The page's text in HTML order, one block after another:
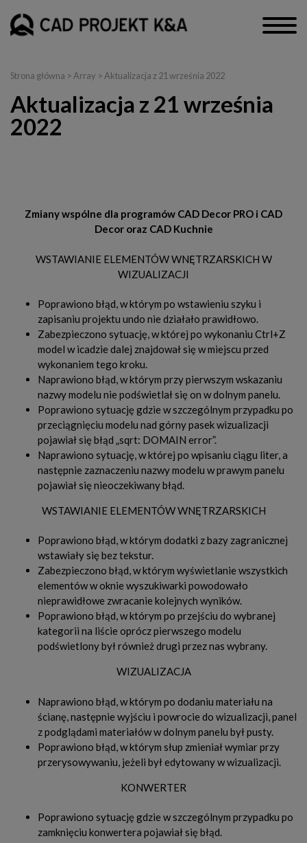
Strona główna > Array > Aktualizacja z 21 września 2022
Aktualizacja z 21 września
2022
Zmiany wspólne dla programów CAD Decor PRO i CAD
Decor oraz CAD Kuchnie
WSTAWIANIE ELEMENTÓW WNĘTRZARSKICH W
WIZUALIZACJI
Poprawiono błąd, w którym po wstawieniu szyku i
zapisaniu projektu undo nie działało prawidłowo.
Zabezpieczono sytuację, w której po wykonaniu Ctrl+Z
model w icadzie dalej znajdował się w miejscu przed
wykonaniem tego kroku.
Naprawiono błąd, w którym przy pierwszym wskazaniu
nazwy modelu nie podświetlał się on w dolnym panelu.
Poprawiono sytuację gdzie w szczególnym przypadku po
przeciągnięciu modelu nad górny pasek wizualizacji
pojawiał się błąd „sqrt: DOMAIN error”.
Naprawiono sytuację, w której po wpisaniu ciągu liter, a
następnie zaznaczeniu nazwy modelu w prawym panelu
pojawiał się nieoczekiwany błąd.
WSTAWIANIE ELEMENTÓW WNĘTRZARSKICH
Poprawiono błąd, w którym dodatki z bazy zagranicznej
wstawiały się bez tekstur.
Zabezpieczono błąd, w którym wyświetlanie wszystkich
elementów w oknie wyszukiwarki powodowało
nieprawidłowe zwracanie kolejnych wyników.
Poprawiono błąd, w którym po przejściu do wybranej
kategorii na liście oprócz pierwszego modelu
podświetlony był również drugi przez nas wybrany.
WIZUALIZACJA
Naprawiono błąd, w którym po dodaniu materiału na
ścianę, następnie wyjściu i powrocie do wizualizacji, panel
z podglądami materiałów w dolnym panelu był pusty.
Poprawiono błąd, w którym słup zmieniał wymiar przy
przerysowywaniu, jeżeli był edytowany w wizualizacji.
KONWERTER
Poprawiono sytuację gdzie w szczególnym przypadku po
zamknięciu konwertera pojawiał się błąd.